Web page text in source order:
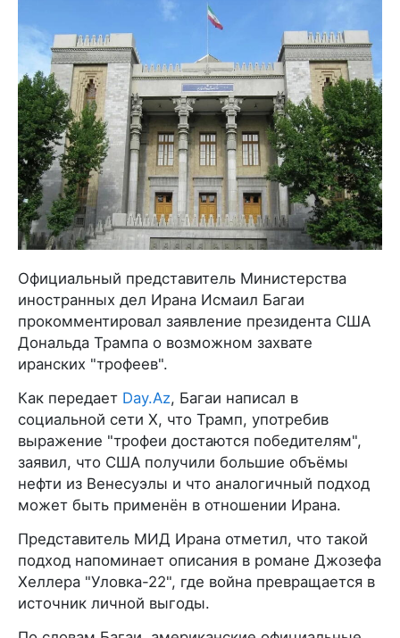
Официальный представитель Министерства
иностранных дел Ирана Исмаил Багаи
прокомментировал заявление президента США
Дональда Трампа о возможном захвате
иранских "трофеев".
Как передает Day.Az, Багаи написал в
социальной сети X, что Трамп, употребив
выражение "трофеи достаются победителям",
заявил, что США получили большие объёмы
нефти из Венесуэлы и что аналогичный подход
может быть применён в отношении Ирана.
Представитель МИД Ирана отметил, что такой
подход напоминает описания в романе Джозефа
Хеллера "Уловка-22", где война превращается в
источник личной выгоды.